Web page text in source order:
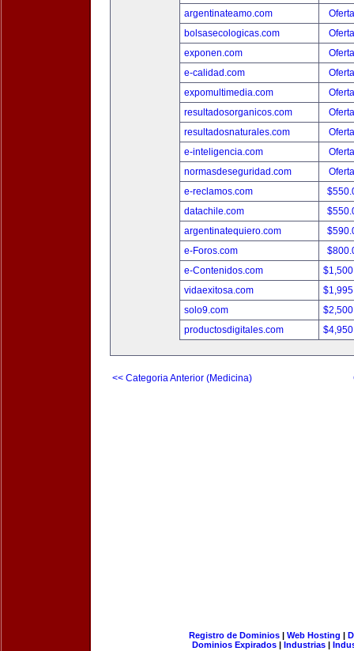
argentinateamo.com
bolsasecologicas.com
exponen.com
e-calidad.com
expomultimedia.com
resultadosorganicos.com
resultadosnaturales.com
e-inteligencia.com
normasdeseguridad.com
e-reclamos.com
datachile.com
argentinatequiero.com
e-Foros.com
e-Contenidos.com
vidaexitosa.com
solo9.com
productosdigitales.com
<< Categoria Anterior (Medicina)
Registro de Dominios| Web Hosting |
Dominios Expirados | Industrias |